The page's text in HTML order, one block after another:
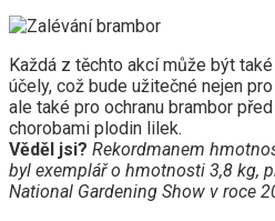
Každá z těchto akcí může být
účely, což bude užitečné nejen
ale také pro ochranu brambor
chorobami plodin lilek.
Věděl jsi? Rekordmanem
byl exemplář o hmotnosti 3,8 kg,
National Gardening Show v roce